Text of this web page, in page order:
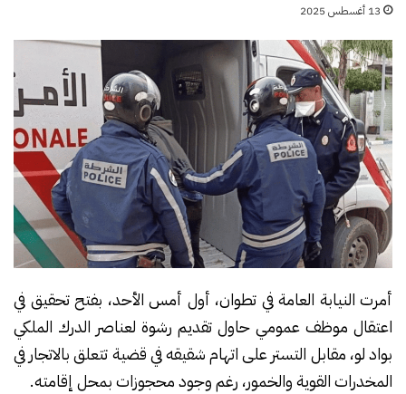
13 أغسطس 2025
أمرت النيابة العامة في تطوان، أول أمس الأحد، بفتح تحقيق في
اعتقال موظف عمومي حاول تقديم رشوة لعناصر الدرك الملكي
بواد لو، مقابل التستر على اتهام شقيقه في قضية تتعلق بالاتجار في
المخدرات القوية والخمور، رغم وجود محجوزات بمحل إقامته.